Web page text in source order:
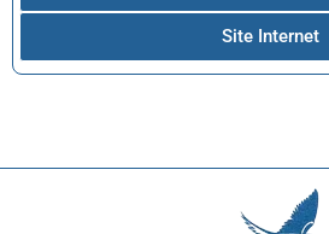
Site Internet